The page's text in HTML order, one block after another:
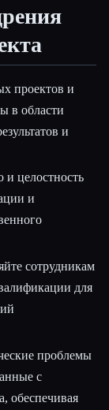
проектов и
в области
и
и целостность
и
сотрудникам
для
проблемы
с
обеспечивая